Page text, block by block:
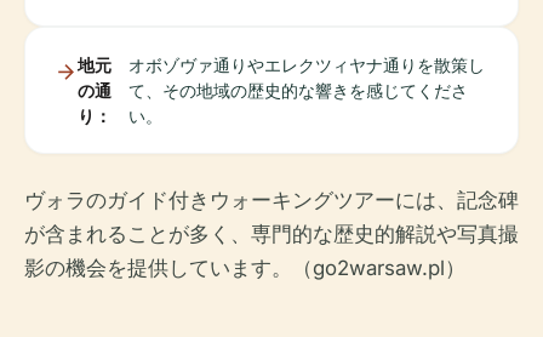
地元
の通
り：
オボゾヴァ通りやエレクツィヤナ通りを散策し
て、その地域の歴史的な響きを感じてくださ
い。
ヴォラのガイド付きウォーキングツアーには、記念碑
が含まれることが多く、専門的な歴史的解説や写真撮
影の機会を提供しています。（go2warsaw.pl）